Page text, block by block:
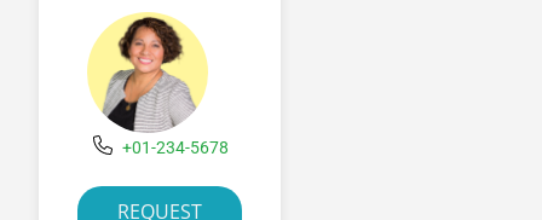
+01-234-5678
REQUEST